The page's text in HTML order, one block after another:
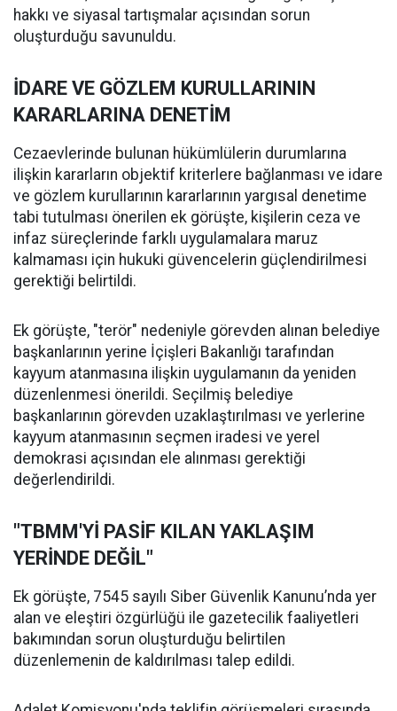
hakkı ve siyasal tartışmalar açısından sorun
oluşturduğu savunuldu.
İDARE VE GÖZLEM KURULLARININ
KARARLARINA DENETİM
Cezaevlerinde bulunan hükümlülerin durumlarına
ilişkin kararların objektif kriterlere bağlanması ve idare
ve gözlem kurullarının kararlarının yargısal denetime
tabi tutulması önerilen ek görüşte, kişilerin ceza ve
infaz süreçlerinde farklı uygulamalara maruz
kalmaması için hukuki güvencelerin güçlendirilmesi
gerektiği belirtildi.
Ek görüşte, "terör" nedeniyle görevden alınan belediye
başkanlarının yerine İçişleri Bakanlığı tarafından
kayyum atanmasına ilişkin uygulamanın da yeniden
düzenlenmesi önerildi. Seçilmiş belediye
başkanlarının görevden uzaklaştırılması ve yerlerine
kayyum atanmasının seçmen iradesi ve yerel
demokrasi açısından ele alınması gerektiği
değerlendirildi.
"TBMM'Yİ PASİF KILAN YAKLAŞIM
YERİNDE DEĞİL"
Ek görüşte, 7545 sayılı Siber Güvenlik Kanunu’nda yer
alan ve eleştiri özgürlüğü ile gazetecilik faaliyetleri
bakımından sorun oluşturduğu belirtilen
düzenlemenin de kaldırılması talep edildi.